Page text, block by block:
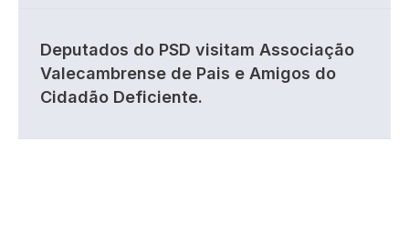
Deputados do PSD visitam Associação
Valecambrense de Pais e Amigos do
Cidadão Deficiente.